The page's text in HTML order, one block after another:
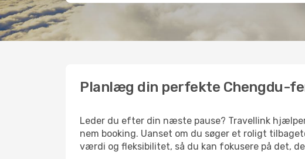
Planlæg din perfekte Chengdu-
Leder du efter din næste pause? Travellink
nem booking. Uanset om du søger et roligt
værdi og fleksibilitet, så du kan fokusere på det,